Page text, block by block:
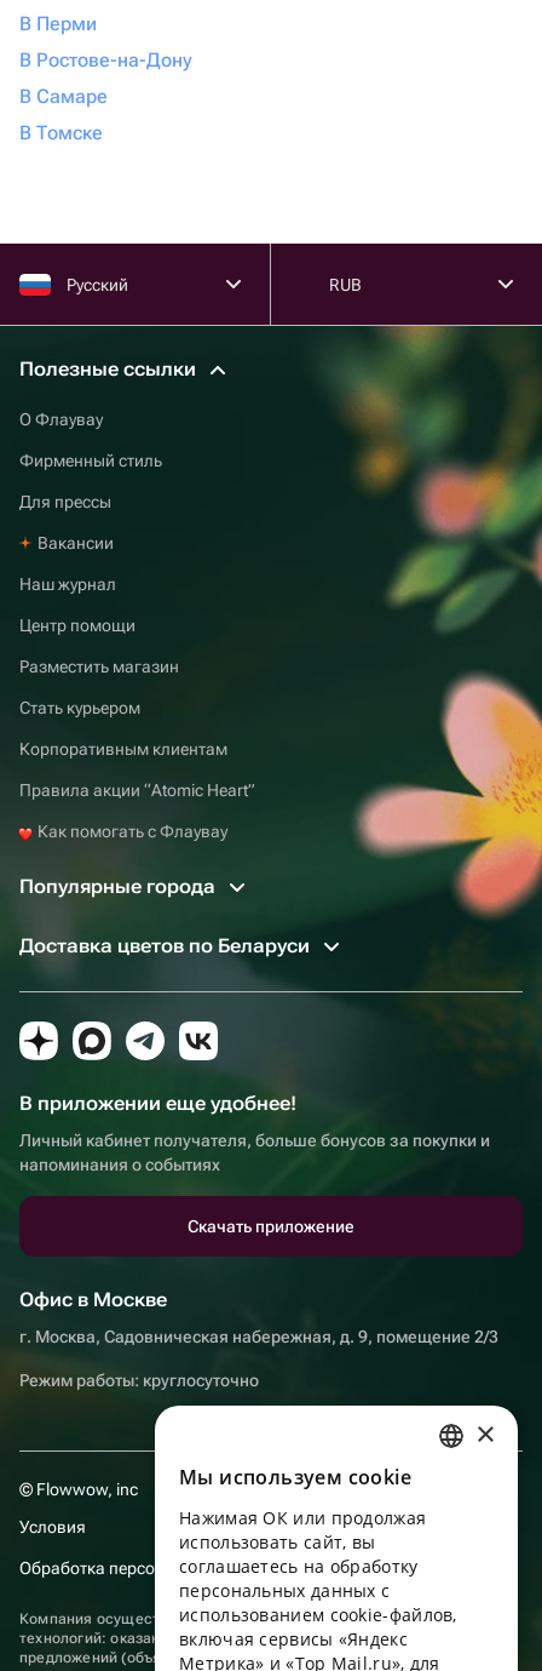
В Перми
В Ростове-на-Дону
В Самаре
В Томске
Русский RUB
Полезные ссылки
О Флаувау
Фирменный стиль
Для прессы
Вакансии
Наш журнал
Центр помощи
Разместить магазин
Стать курьером
Корпоративным клиентам
Правила акции “Atomic Heart”
Как помогать с Флаувау
Популярные города
Доставка цветов по Беларуси
В приложении еще удобнее!
Личный кабинет получателя, больше бонусов за покупки и
напоминания о событиях
Скачать приложение
Офис в Москве
г. Москва, Садовническая набережная, д. 9, помещение 2/3
Режим работы: круглосуточно
© Flowwow, inc
Условия
Обработка персональных данных
Компания осуществляет деятельность в области информационных
технологий: оказание услуг в сети “Интернет” по размещению
предложений (объявлений) продавцов о реализации товаров.
ENGLISH
UKRAINIAN
PORTUGUESE
×
Мы используем сookie
Нажимая ОК или продолжая
использовать сайт, вы
соглашаетесь на обработку
персональных данных с
использованием cookie-файлов,
включая сервисы «Яндекс
Метрика» и «Top Mail.ru», для